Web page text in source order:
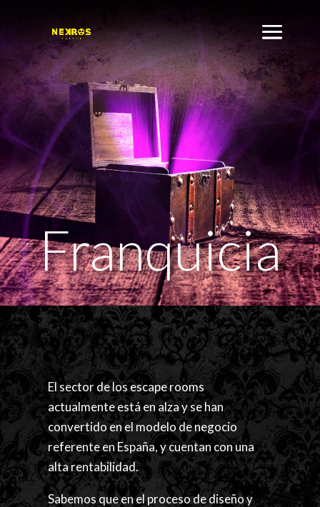
Franquicia
El sector de los escape rooms
actualmente está en alza y se han
convertido en el modelo de negocio
referente en España, y cuentan con una
alta rentabilidad.
Sabemos que en el proceso de diseño y